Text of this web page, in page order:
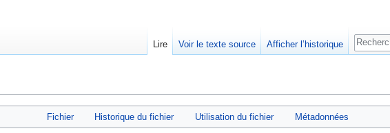
Fichier Historique du fichier Utilisation du fichier Métadonnées
Lire Voir le texte source Afficher l’historique